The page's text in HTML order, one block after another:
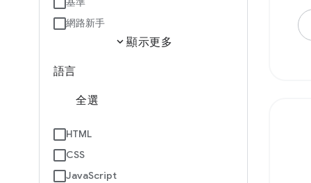
網路新手
expand_more顯示更多
語言
全選
HTML
CSS
JavaScript